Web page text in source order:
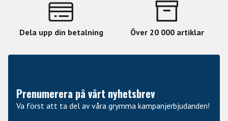
Dela upp din betalning Över 20 000 artiklar
Prenumerera på vårt nyhetsbrev
Va först att ta del av våra grymma kampanjerbjudanden!